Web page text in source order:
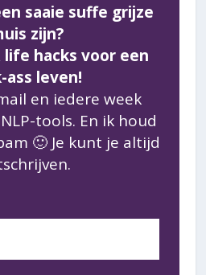
saaie suffe grijze
zijn?
life hacks voor een
ass leven!
en iedere week
tools. En ik houd
🙂 Je kunt je altijd